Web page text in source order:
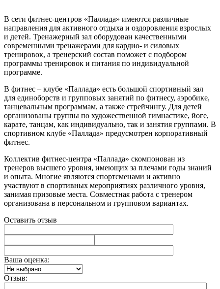
В сети фитнес-центров «Паллада» имеются различные
направления для активного отдыха и оздоровления взрослых
и детей. Тренажерный зал оборудован качественными
современными тренажерами для кардио- и силовых
тренировок, а тренерский состав поможет с подбором
программы тренировок и питания по индивидуальной
программе.
В фитнес – клубе «Паллада» есть большой спортивный зал
для единоборств и групповых занятий по фитнесу, аэробике,
танцевальным программам, а также стрейчингу. Для детей
организованы группы по художественной гимнастике, йоге,
карате, танцам, как индивидуально, так и занятия группами. В
спортивном клубе «Паллада» предусмотрен корпоративный
фитнес.
Коллектив фитнес-центра «Паллада» скомпонован из
тренеров высшего уровня, имеющих за плечами годы знаний
и опыта. Многие являются спортсменами и активно
участвуют в спортивных мероприятиях различного уровня,
занимая призовые места. Совместная работа с тренером
организована в персональном и групповом вариантах.
Оставить отзыв
Ваша оценка:
Отзыв: